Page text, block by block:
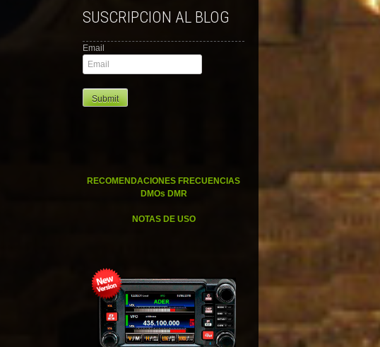
SUSCRIPCION AL BLOG
Email
RECOMENDACIONES FRECUENCIAS
DMOs DMR
NOTAS DE USO